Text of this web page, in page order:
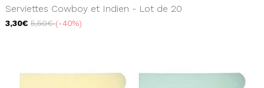
Serviettes Cowboy et Indien - Lot de 20
3,30€ 5,50€ -40%